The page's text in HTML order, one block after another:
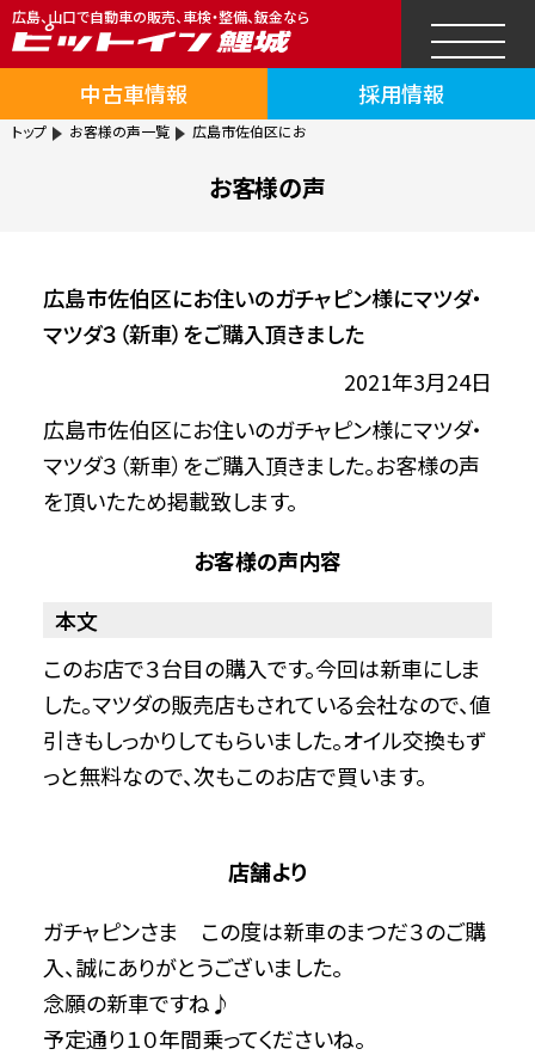
広島、山口で自動車の販売、車検・整備、鈑金なら
中古車情報 採用情報
トップ お客様の声一覧 広島市佐伯区にお
お客様の声
広島市佐伯区にお住いのガチャピン様にマツダ・
マツダ３（新車）をご購入頂きました
2021年3月24日
広島市佐伯区にお住いのガチャピン様にマツダ・
マツダ３（新車）をご購入頂きました。お客様の声
を頂いたため掲載致します。
お客様の声内容
本文
このお店で３台目の購入です。今回は新車にしま
した。マツダの販売店もされている会社なので、値
引きもしっかりしてもらいました。オイル交換もず
っと無料なので、次もこのお店で買います。
店舗より
ガチャピンさま この度は新車のまつだ３のご購
入、誠にありがとうございました。
念願の新車ですね♪
予定通り１０年間乗ってくださいね。